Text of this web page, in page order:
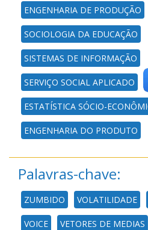
ENGENHARIA DE PRODUÇÃO
SOCIOLOGIA DA EDUCAÇÃO
SISTEMAS DE INFORMAÇÃO
SERVIÇO SOCIAL APLICADO
ESTATÍSTICA SÓCIO-
ENGENHARIA DO PRODUTO
Palavras-chave:
ZUMBIDO VOLATILIDADE
VOICE VETORES DE MEDIAS